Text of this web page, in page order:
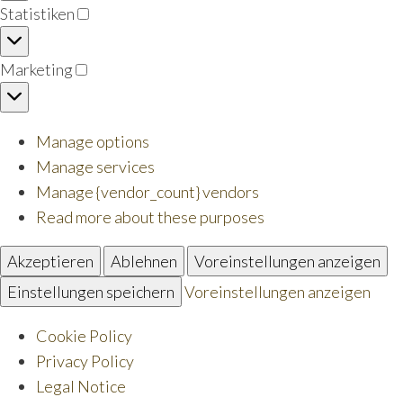
Statistiken
Statistiken
Marketing
Marketing
Manage options
Manage services
Manage {vendor_count} vendors
Read more about these purposes
Akzeptieren Ablehnen
Voreinstellungen anzeigen
Einstellungen speichern Voreinstellungen anzeigen
Cookie Policy
Privacy Policy
Legal Notice